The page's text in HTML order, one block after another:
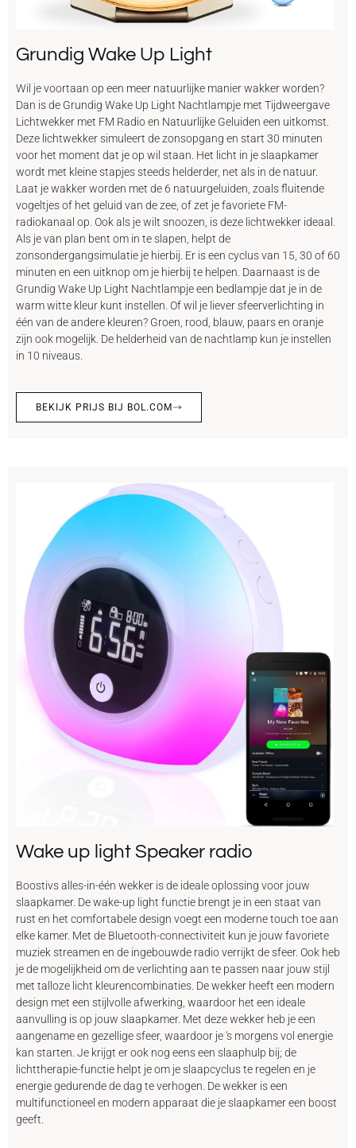
Grundig Wake Up Light
Wil je voortaan op een meer natuurlijke manier wakker worden?
Dan is de Grundig Wake Up Light Nachtlampje met Tijdweergave
Lichtwekker met FM Radio en Natuurlijke Geluiden een uitkomst.
Deze lichtwekker simuleert de zonsopgang en start 30 minuten
voor het moment dat je op wil staan. Het licht in je slaapkamer
wordt met kleine stapjes steeds helderder, net als in de natuur.
Laat je wakker worden met de 6 natuurgeluiden, zoals fluitende
vogeltjes of het geluid van de zee, of zet je favoriete FM-
radiokanaal op. Ook als je wilt snoozen, is deze lichtwekker ideaal.
Als je van plan bent om in te slapen, helpt de
zonsondergangsimulatie je hierbij. Er is een cyclus van 15, 30 of 60
minuten en een uitknop om je hierbij te helpen. Daarnaast is de
Grundig Wake Up Light Nachtlampje een bedlampje dat je in de
warm witte kleur kunt instellen. Of wil je liever sfeerverlichting in
één van de andere kleuren? Groen, rood, blauw, paars en oranje
zijn ook mogelijk. De helderheid van de nachtlamp kun je instellen
in 10 niveaus.
BEKIJK PRIJS BIJ BOL.COM
Wake up light Speaker radio
Boostivs alles-in-één wekker is de ideale oplossing voor jouw
slaapkamer. De wake-up light functie brengt je in een staat van
rust en het comfortabele design voegt een moderne touch toe aan
elke kamer. Met de Bluetooth-connectiviteit kun je jouw favoriete
muziek streamen en de ingebouwde radio verrijkt de sfeer. Ook heb
je de mogelijkheid om de verlichting aan te passen naar jouw stijl
met talloze licht kleurencombinaties. De wekker heeft een modern
design met een stijlvolle afwerking, waardoor het een ideale
aanvulling is op jouw slaapkamer. Met deze wekker heb je een
aangename en gezellige sfeer, waardoor je 's morgens vol energie
kan starten. Je krijgt er ook nog eens een slaaphulp bij; de
lichttherapie-functie helpt je om je slaapcyclus te regelen en je
energie gedurende de dag te verhogen. De wekker is een
multifunctioneel en modern apparaat die je slaapkamer een boost
geeft.